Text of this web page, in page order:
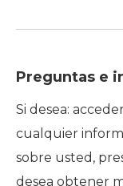
Preguntas e
Si desea:
cualquier
sobre usted,
desea obtener